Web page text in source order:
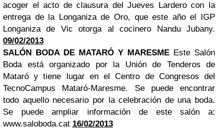
acoger el acto de clausura del Jueves Lardero con la
entrega de la Longaniza de Oro, que este año el IGP
Longaniza de Vic otorga al cocinero Nandu Jubany.
09/02/2013
SALÓN BODA DE MATARÓ Y MARESME Este Salón
Boda está organizado por la Unión de Tenderos de
Mataró y tiene lugar en el Centro de Congresos del
TecnoCampus Mataró-Maresme. Se puede encontrar
todo aquello necesario por la celebración de una boda.
Se puede ampliar información de este salón a:
www.saloboda.cat 16/02/2013